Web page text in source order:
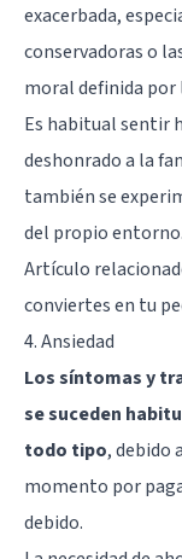
exacerbada,
conservadoras o
moral definida por
Es habitual sentir
deshonrado a la
también se
del propio entorno.
Artículo
conviertes en tu
4. Ansiedad
Los síntomas y
se suceden
todo tipo, debido
momento por
debido.